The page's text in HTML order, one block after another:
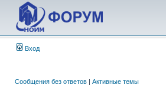
Вход
Сообщения без ответов | Активные темы